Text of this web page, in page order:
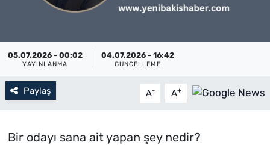
05.07.2026 - 00:02
YAYINLANMA
04.07.2026 - 16:42
GÜNCELLEME
Paylaş A- A+
Bir odayı sana ait yapan şey nedir?